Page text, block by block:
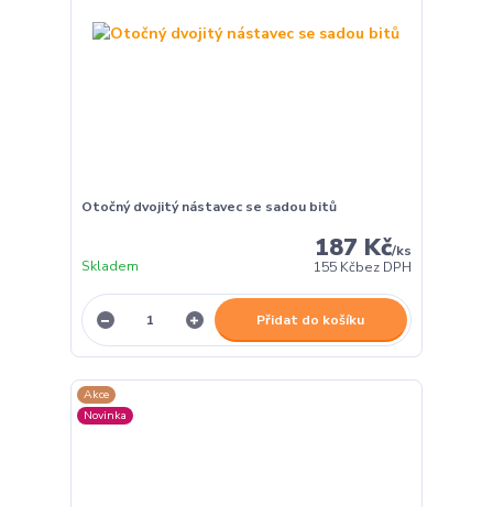
Otočný dvojitý nástavec se sadou bitů
187 Kč/ks
155 Kčbez DPH
Skladem
Přidat do košíku
Akce
Novinka